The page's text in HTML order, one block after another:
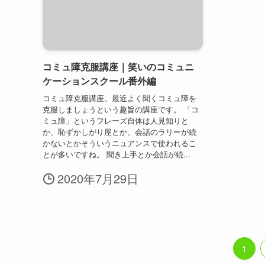
コミュ障克服講座｜笑いのコミュニ
ケーションスクール番外編
コミュ障克服講座。最近よく聞くコミュ障を
克服しましょうという趣旨の講座です。 「コ
ミュ障」というフレーズ自体は人見知りと
か、恥ずかしがり屋とか、会話のラリーが続
かないとかそういうニュアンスで使われるこ
とが多いですね。 聞き上手とか会話が続...
2020年7月29日
1